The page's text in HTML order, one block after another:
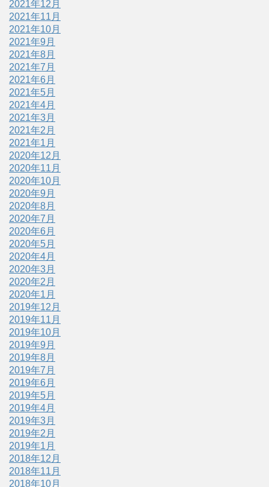
2021年12月
2021年11月
2021年10月
2021年9月
2021年8月
2021年7月
2021年6月
2021年5月
2021年4月
2021年3月
2021年2月
2021年1月
2020年12月
2020年11月
2020年10月
2020年9月
2020年8月
2020年7月
2020年6月
2020年5月
2020年4月
2020年3月
2020年2月
2020年1月
2019年12月
2019年11月
2019年10月
2019年9月
2019年8月
2019年7月
2019年6月
2019年5月
2019年4月
2019年3月
2019年2月
2019年1月
2018年12月
2018年11月
2018年10月